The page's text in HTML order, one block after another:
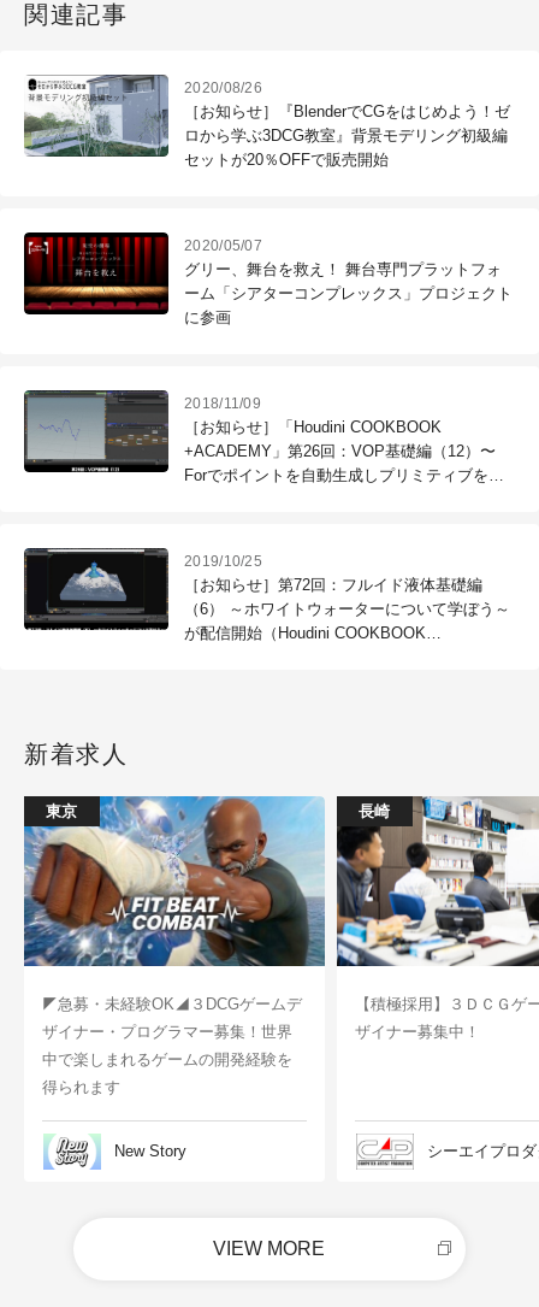
関連記事
2020/08/26
［お知らせ］『BlenderでCGをはじめよう！ゼ
ロから学ぶ3DCG教室』背景モデリング初級編
セットが20％OFFで販売開始
2020/05/07
グリー、舞台を救え！ 舞台専門プラットフォ
ーム「シアターコンプレックス」プロジェクト
に参画
2018/11/09
［お知らせ］「Houdini COOKBOOK
+ACADEMY」第26回：VOP基礎編（12）〜
Forでポイントを自動生成しプリミティブをつ
2019/10/25
［お知らせ］第72回：フルイド液体基礎編
（6） ～ホワイトウォーターについて学ぼう～
が配信開始（Houdini COOKBOOK
新着求人
東京
◤急募・未経験OK◢３DCGゲームデ
ザイナー・プログラマー募集！世界
中で楽しまれるゲームの開発経験を
得られます
New Story
長崎
【積極採用】３ＤＣＧゲ
ザイナー募集中！
シーエイプロ
VIEW MORE